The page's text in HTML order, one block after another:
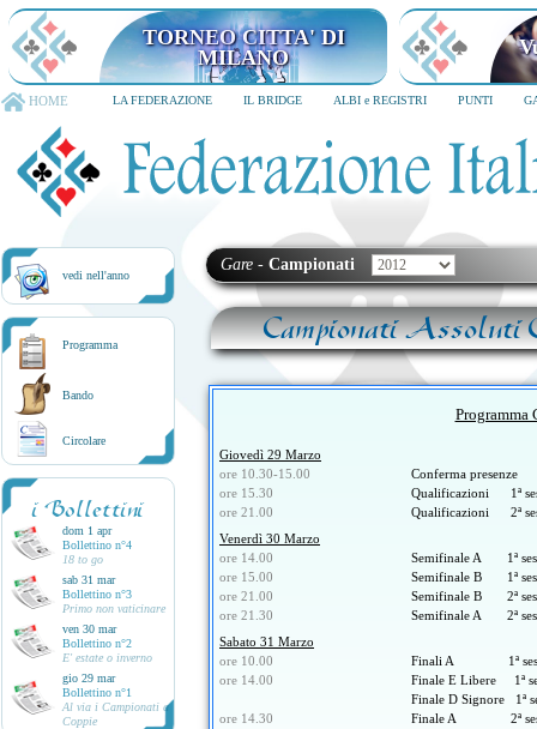
TORNEO CITTA' DI
MILANO
HOME LA FEDERAZIONE IL BRIDGE ALBI e REGISTRI PUNTI
vedi nell'anno
Programma
Bando
Circolare
i Bollettini
dom 1 apr
Bollettino n°4
18 to go
sab 31 mar
Bollettino n°3
Primo non vaticinare
ven 30 mar
Bollettino n°2
E' estate o inverno
gio 29 mar
Bollettino n°1
Al via i Campionati a
Coppie
Gare - Campionati
Campionati Assoluti
Programma
Giovedì 29 Marzo
ore 10.30-15.00
Conferma presenze
ore 15.30
Qualificazioni 1ª
ore 21.00
Qualificazioni 2ª
Venerdì 30 Marzo
ore 14.00
Semifinale A 1ª
ore 15.00
Semifinale B 1ª
ore 21.00
Semifinale B 2ª
ore 21.30
Semifinale A 2ª
Sabato 31 Marzo
ore 10.00
Finali A 1ª
ore 14.00
Finale E Libere 1ª
Finale D Signore 1ª
ore 14.30
Finale A 2ª